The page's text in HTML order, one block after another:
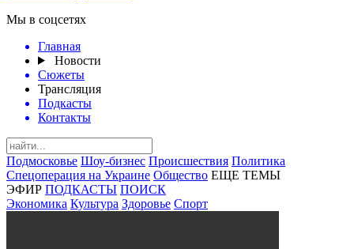
Мы в соцсетях
Главная
Новости
Сюжеты
Трансляция
Подкасты
Контакты
Подмосковье Шоу-бизнес Происшествия Политика
Спецоперация на Украине Общество ЕЩЕ ТЕМЫ
ЭФИР ПОДКАСТЫ ПОИСК
Экономика Культура Здоровье Спорт